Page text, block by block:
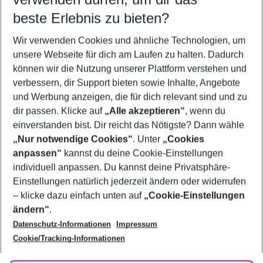
5-8 Nächte
2 Erwachsene Keine Kinder
Mehr Filter anzeigen
Footer
Footer navigation
Über uns
AGB
Bestpreisgarantie
Cookie-Einstellungen ändern
Cookie-Richtlinie
Agenturbetreuung
Barrierefreies Reisen
Folge uns
beste Erlebnis zu bieten?
Wir verwenden Cookies und ähnliche Technologien, um
unsere Webseite für dich am Laufen zu halten. Dadurch
können wir die Nutzung unserer Plattform verstehen und
verbessern, dir Support bieten sowie Inhalte, Angebote
und Werbung anzeigen, die für dich relevant sind und zu
dir passen. Klicke auf „Alle akzeptieren“, wenn du
einverstanden bist. Dir reicht das Nötigste? Dann wähle
„Nur notwendige Cookies“. Unter „Cookies
anpassen“ kannst du deine Cookie-Einstellungen
individuell anpassen. Du kannst deine Privatsphäre-
Einstellungen natürlich jederzeit ändern oder widerrufen
– klicke dazu einfach unten auf „Cookie-Einstellungen
ändern“.
Datenschutz-Informationen
Impressum
Cookie/Tracking-Informationen